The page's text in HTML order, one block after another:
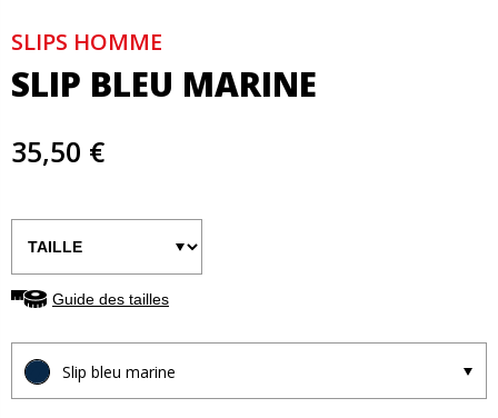
SLIPS HOMME
SLIP BLEU MARINE
35,50 €
Guide des tailles
Slip bleu marine